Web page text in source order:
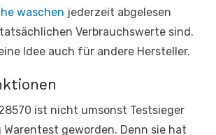
waschen jederzeit abgelesen
Verbrauchswerte sind.
Idee auch für andere Hersteller.
ist nicht umsonst Testsieger
geworden. Denn sie hat